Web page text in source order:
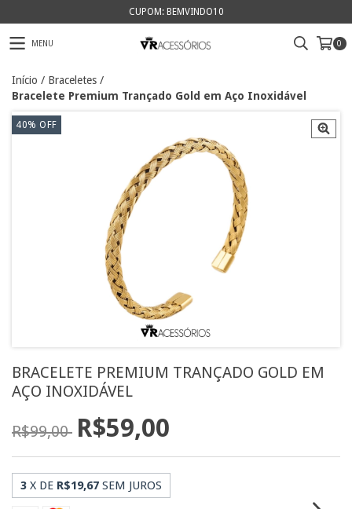
CUPOM: BEMVINDO10
MENU 0
Início / Braceletes /
Bracelete Premium Trançado Gold em Aço Inoxidável
40% OFF
BRACELETE PREMIUM TRANÇADO GOLD EM
AÇO INOXIDÁVEL
R$99,00 R$59,00
3 X DE R$19,67 SEM JUROS